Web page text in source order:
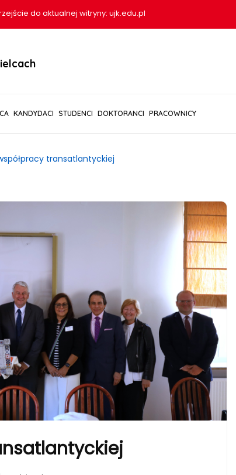
do aktualnej witryny: ujk.edu.pl
KANDYDACI STUDENCI DOKTORANCI PRACOWNICY
transatlantyckiej